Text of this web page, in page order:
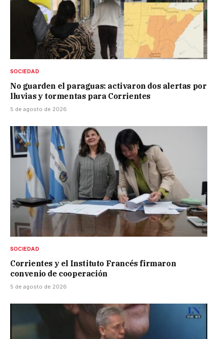
SOCIEDAD
No guarden el paraguas: activaron dos alertas por
lluvias y tormentas para Corrientes
5 de agosto de 2026
SOCIEDAD
Corrientes y el Instituto Francés firmaron
convenio de cooperación
5 de agosto de 2026